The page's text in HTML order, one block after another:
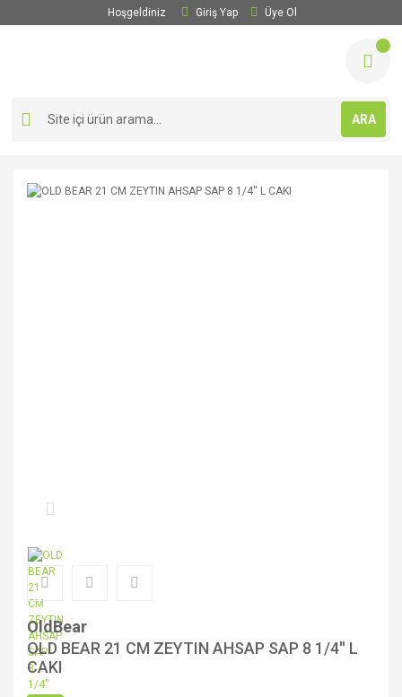
Hoşgeldiniz Giriş Yap Üye Ol
ARA
OldBear
OLD BEAR 21 CM ZEYTIN AHSAP SAP 8 1/4'' L
CAKI